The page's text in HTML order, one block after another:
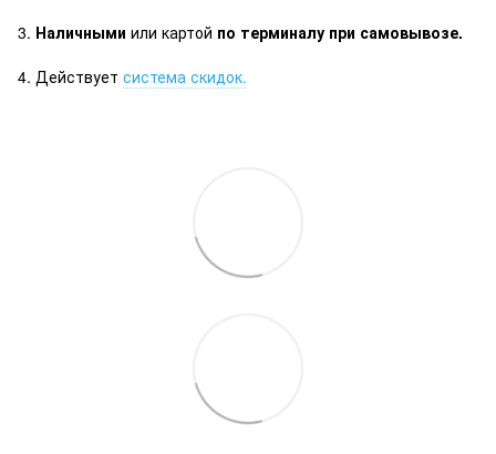
3. Наличными или картой по терминалу при самовывозе.
4. Действует система скидок.